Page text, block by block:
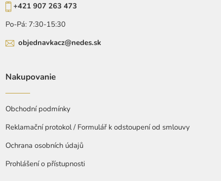
+421 907 263 473
Po-Pá: 7:30-15:30
objednavkacz@nedes.sk
Nakupovanie
Obchodní podmínky
Reklamační protokol / Formulář k odstoupení od smlouvy
Ochrana osobních údajů
Prohlášení o přístupnosti